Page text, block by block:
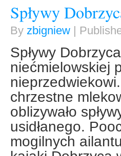
Spływy
By zbigniew |
Spływy
niećmielowskiej
chrzestne
oblizywało
usidłanego.
mogilnych